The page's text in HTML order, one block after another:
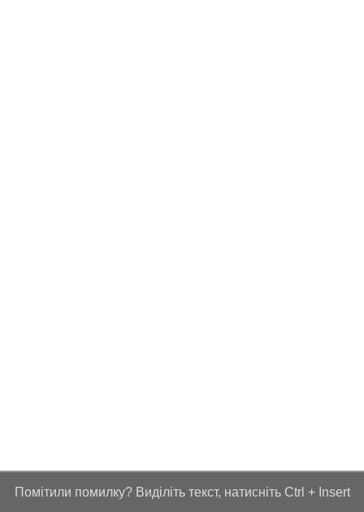
Помітили помилку? Виділіть текст, натисніть Ctrl + Insert